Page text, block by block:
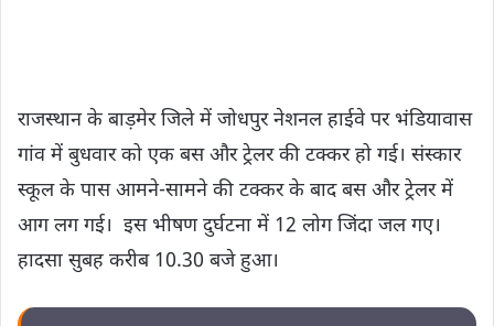
राजस्थान के बाड़मेर जिले में जोधपुर नेशनल हाईवे पर भंडियावास
गांव में बुधवार को एक बस और ट्रेलर की टक्कर हो गई। संस्कार
स्कूल के पास आमने-सामने की टक्कर के बाद बस और ट्रेलर में
आग लग गई। इस भीषण दुर्घटना में 12 लोग जिंदा जल गए।
हादसा सुबह करीब 10.30 बजे हुआ।